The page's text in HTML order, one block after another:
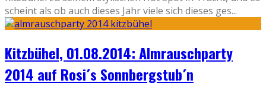
scheint als ob auch dieses Jahr viele sich dieses ges...
Kitzbühel, 01.08.2014: Almrauschparty
2014 auf Rosi´s Sonnbergstub´n